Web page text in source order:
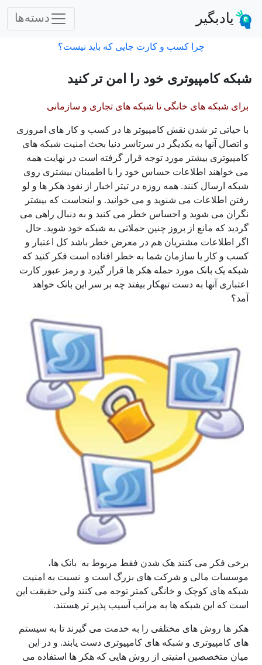
یادبگیر دسته‌ها
چرا کسب و کارت جایی که باید نیست؟
شبکه کامپیوتری خود را امن تر کنید
برای شبکه های خانگی تا شبکه های تجاری و سازمانی
با حیاتی تر شدن نقش کامپیوتر ها در کسب و کار های امروزی
و اتصال آنها به یکدیگر در سرتاسر دنیا بحث امنیت شبکه های
کامپیوتری بیشتر مورد توجه قرار گرفته است در نهایت همه
می خواهند اطلاعات حساس خود را با اطمینان بیشتری روی
شبکه ارسال کنند. همه روزه در تیتر اخبار از نفوذ هکر ها و لو
رفتن اطلاعات می شنوید و می خوانید. و اینجاست که بیشتر
نگران می شوید و احساس خطر می کنید و به دنبال راهی می
گردید که مانع از بروز چنین حملاتی به شبکه خود شوید. حال
اگر اطلاعات مشتریان هم در معرض خطر باشد کل اعتبار و
کسب و کار یا سازمان شما به خطر افتاده است فکر کنید که
شبکه یک بانک مورد حمله هکر ها قرار گیرد و رمز عبور کارت
اعتباری آنها به دست تبهکار بیفتد چه بر سر این بانک خواهد
آمد؟
برخی فکر می کنند هک شدن فقط مربوط به بانک ها،
موسسات مالی و شرکت های بزرگ است و نسبت به امنیت
شبکه های کوچک و خانگی کمتر توجه می کنند ولی حقیقت این
است که این شبکه ها به مراتب آسیب پذیر تر هستند.
هکر ها روش های مختلفی را به خدمت می گیرند تا به سیستم
های کامپیوتری و شبکه های کامپیوتری دست یابند. و در این
میان متخصصین امنیتی از روش هایی که هکر ها استفاده می